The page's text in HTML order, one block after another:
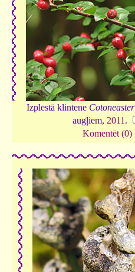
Izplestā klintene
augļiem, 2011 .
Komentēt (0)